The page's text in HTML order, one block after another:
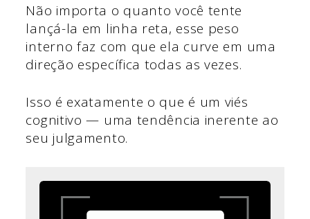
Não importa o quanto você tente
lançá-la em linha reta, esse peso
interno faz com que ela curve em uma
direção específica todas as vezes.
Isso é exatamente o que é um viés
cognitivo — uma tendência inerente ao
seu julgamento.